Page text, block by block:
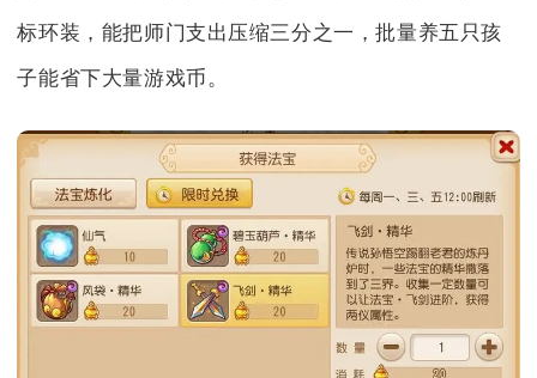
标环装，能把师门支出压缩三分之一，批量养五只孩
子能省下大量游戏币。